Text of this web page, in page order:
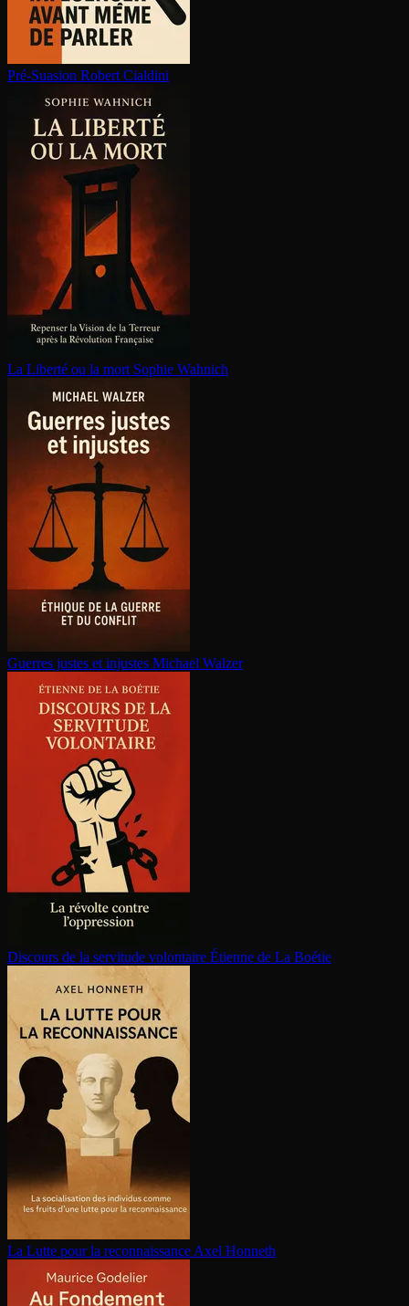
Pré-Suasion Robert Cialdini
La Liberté ou la mort Sophie Wahnich
Guerres justes et injustes Michael Walzer
Discours de la servitude volontaire Étienne de La Boétie
La Lutte pour la re­con­nais­sance Axel Honneth